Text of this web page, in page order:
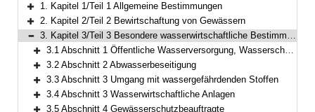
Bereich erweitern
1. Kapitel 1/Teil 1 Allgemeine Bestimmungen
Bereich erweitern
2. Kapitel 2/Teil 2 Bewirtschaftung von Gewässern
Bereich reduzieren
3. Kapitel 3/Teil 3 Besondere wasserwirtschaftliche Bestimmungen
Bereich erweitern
3.1 Abschnitt 1 Öffentliche Wasserversorgung, Wasserschutzgebiete, Heilquellenschutz
Bereich erweitern
3.2 Abschnitt 2 Abwasserbeseitigung
Bereich erweitern
3.3 Abschnitt 3 Umgang mit wassergefährdenden Stoffen
Bereich erweitern
3.4 Abschnitt 3 Wasserwirtschaftliche Anlagen
3.5 Abschnitt 4 Gewässerschutzbeauftragte